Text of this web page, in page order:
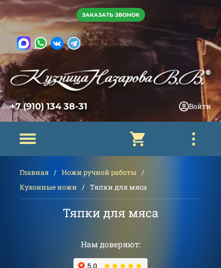
ЗАКАЗАТЬ ЗВОНОК
+7 (910) 134 38-31 Войти
Главная
Ножи ручной работы
Кухонные ножи
Тяпки для мяса
Тяпки для мяса
Нам доверяют: